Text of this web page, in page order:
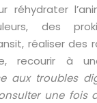
réhydrater
des
réaliser des
recourir à
aux troubles
une fois